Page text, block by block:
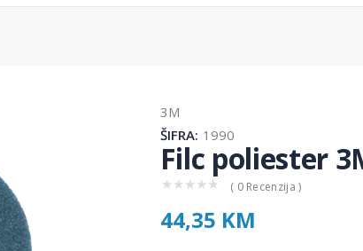
3M
ŠIFRA: 1990
Filc poliester
★ ★ ★ ★ ★ ( 0 Recenzija )
44,35 KM